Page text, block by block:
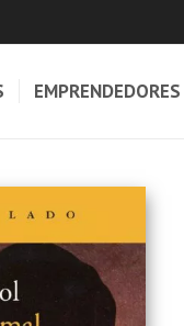
EMPRENDEDORES